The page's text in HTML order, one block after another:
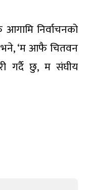
निर्वाचनको
भने, ‘म आफै चितवन
गर्दै छु, म संघीय